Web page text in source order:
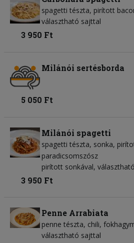
spagetti tészta pirított
választható sajttal
3 950 Ft
Milánói sertésborda
5 050 Ft
Milánói spagetti
spagetti tészta sonka
paradicsomszósz
pirított sonkával,
3 950 Ft
Penne Arrabiata
penne tészta chili
választható sajttal